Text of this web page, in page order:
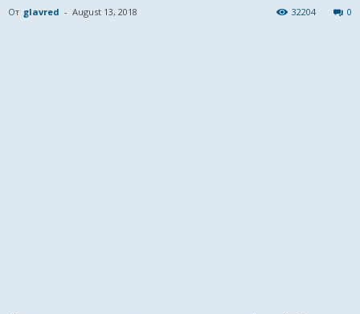
От glavred - August 13, 2018 0
32204